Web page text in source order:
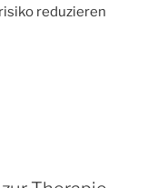
reduzieren